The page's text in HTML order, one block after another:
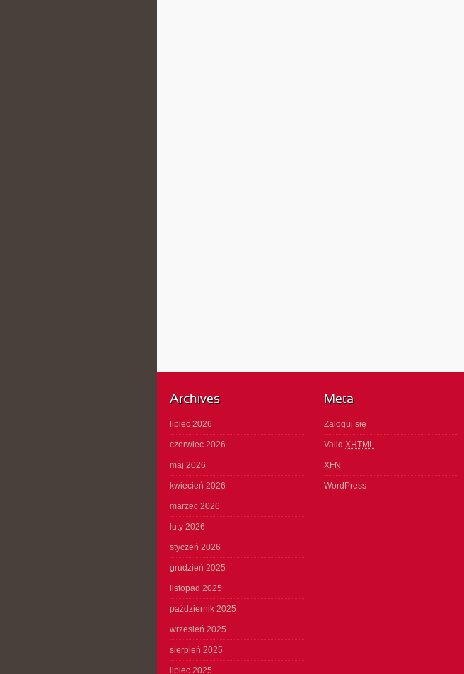
Archives
lipiec 2026
czerwiec 2026
maj 2026
kwiecień 2026
marzec 2026
luty 2026
styczeń 2026
grudzień 2025
listopad 2025
październik 2025
wrzesień 2025
sierpień 2025
lipiec 2025
Meta
Zaloguj się
Valid XHTML
XFN
WordPress